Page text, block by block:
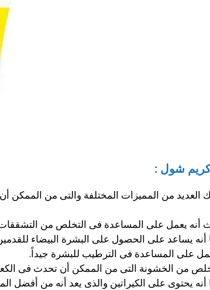
شول :
العديد من المميزات المختلفة والتى من
أنه يعمل على المساعدة فى التخلص من
أنه يساعد على الحصول على البشرة البيضاء
على المساعدة فى الترطيب للبشرة جيداً.
من الخشونة التى من الممكن أن تحدث فى
أنه يحتوى على الكيراتين والذى يعد أنه من أفضل